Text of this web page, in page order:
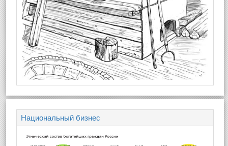
Национальный бизнес